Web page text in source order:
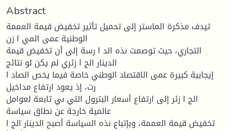
Abstract
تيدف مذكرة الماستر إلى تحميل تأثير تخفيض قيمة العممة
الوطنية عمى المي ا زن
التجاري، حيث توصمت ىذه الد ا رسة إلى أن تخفيض قيمة
الدينار الج ا زئري لم يكن لو نتائج
إيجابية كبيرة عمى الاقتصاد الوطني خاصة فيما يخص الصاد ا
رت، إذ يعود ارتفاع مداخيل
الج ا زئر إلى ارتفاع أسعار البترول التي ىي تابعة لعوامل
عالمية خارجة عن نطاق سياسة
تخفيض قيمة العممة، وبإتباع ىذه السياسة أصبح الدينار الج ا